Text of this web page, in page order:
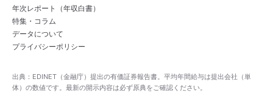
年次レポート（年収白書）
特集・コラム
データについて
プライバシーポリシー
出典：EDINET（金融庁）提出の有価証券報告書。平均年間給与は提出会社（単
体）の数値です。最新の開示内容は必ず原典をご確認ください。